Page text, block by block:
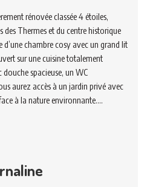
rénovée classée 4 étoiles,
des Thermes et du centre historique
chambre cosy avec un grand lit
sur une cuisine totalement
douche spacieuse, un WC
aurez accès à un jardin privé avec
à la nature environnante.…